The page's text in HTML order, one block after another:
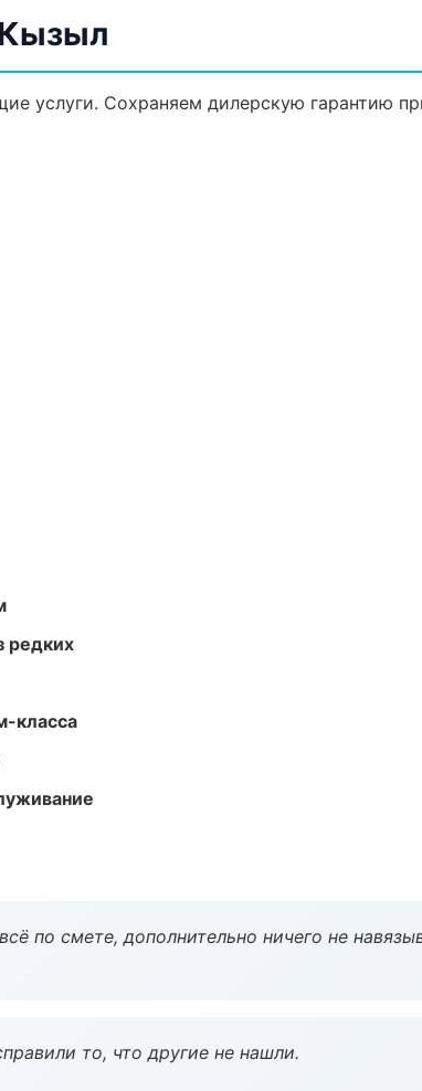
Кызыл
услуги. Сохраняем дилерскую гарантию
редких
класса
по смете, дополнительно ничего не
то, что другие не нашли.